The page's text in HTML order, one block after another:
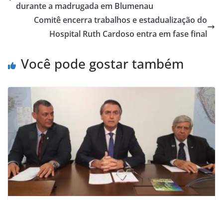
durante a madrugada em Blumenau
Comitê encerra trabalhos e estadualização do
Hospital Ruth Cardoso entra em fase final
Você pode gostar também